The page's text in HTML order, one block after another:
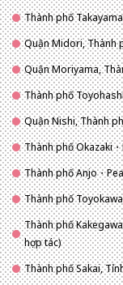
Thành phố
Quận Midori, Thành
Quận Moriyama,
Thành phố
Quận Nishi, Thành
Thành phố Okazaki
Thành phố Anjo・
Thành phố
Thành phố
hợp tác)
Thành phố Sakai,